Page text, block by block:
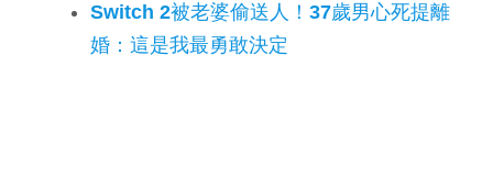
Switch 2被老婆偷送人！37歲男心死提離
婚：這是我最勇敢決定